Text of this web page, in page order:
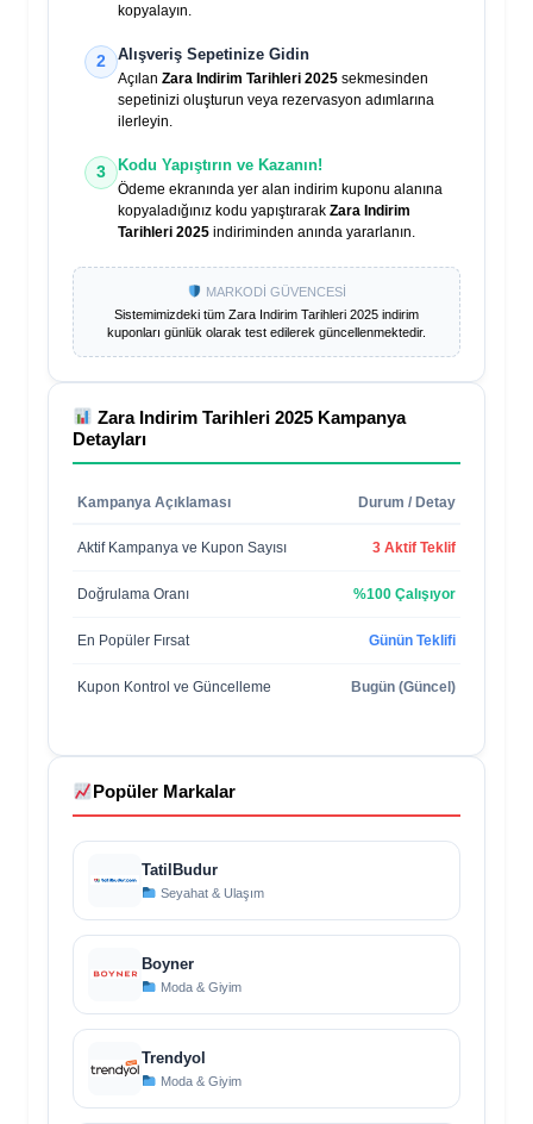
kopyalayın.
2 Alışveriş Sepetinize Gidin
Açılan Zara Indirim Tarihleri 2025 sekmesinden
sepetinizi oluşturun veya rezervasyon adımlarına
ilerleyin.
3 Kodu Yapıştırın ve Kazanın!
Ödeme ekranında yer alan indirim kuponu alanına
kopyaladığınız kodu yapıştırarak Zara Indirim
Tarihleri 2025 indiriminden anında yararlanın.
MARKODİ GÜVENCESİ
Sistemimizdeki tüm Zara Indirim Tarihleri 2025 indirim
kuponları günlük olarak test edilerek güncellenmektedir.
Zara Indirim Tarihleri 2025 Kampanya
Detayları
Kampanya Açıklaması Durum / Detay
Aktif Kampanya ve Kupon Sayısı 3 Aktif Teklif
Doğrulama Oranı %100 Çalışıyor
En Popüler Fırsat Günün Teklifi
Kupon Kontrol ve Güncelleme Bugün (Güncel)
Popüler Markalar
TatilBudur
Seyahat & Ulaşım
Boyner
Moda & Giyim
Trendyol
Moda & Giyim